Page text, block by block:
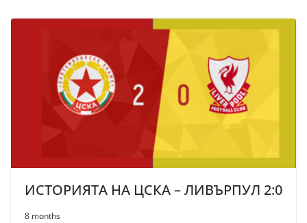
ИСТОРИЯТА НА ЦСКА – ЛИВЪРПУЛ 2:0
8 months